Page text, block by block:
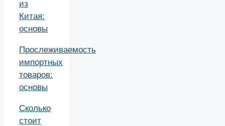
из
Китая:
основы
Прослеживаемость
импортных
товаров:
основы
Сколько
стоит